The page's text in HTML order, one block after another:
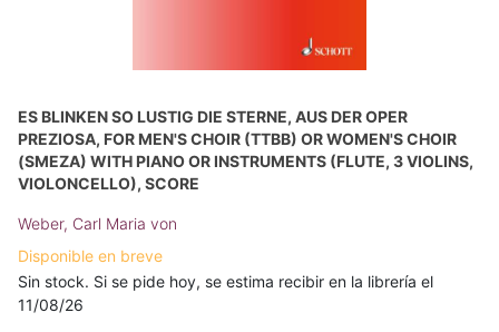
ES BLINKEN SO LUSTIG DIE STERNE, AUS DER OPER
PREZIOSA, FOR MEN'S CHOIR (TTBB) OR WOMEN'S CHOIR
(SMEZA) WITH PIANO OR INSTRUMENTS (FLUTE, 3 VIOLINS,
VIOLONCELLO), SCORE
Weber, Carl Maria von
Disponible en breve
Sin stock. Si se pide hoy, se estima recibir en la librería el
11/08/26